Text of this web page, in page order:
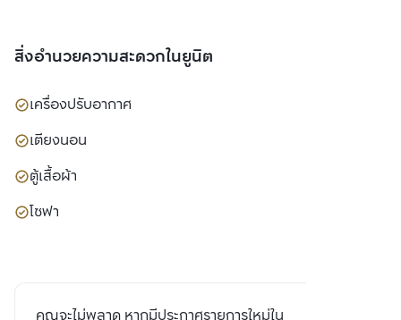
สิ่งอำนวยความสะดวกในยูนิต
เครื่องปรับอากาศ
เตียงนอน
ตู้เสื้อผ้า
โซฟา